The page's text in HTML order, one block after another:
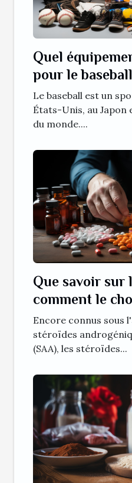
Quel
pour le
Le baseball est un
États-Unis, au Japon
du monde....
Que savoir sur
comment le
Encore connus sous
stéroïdes
(SAA), les stéroïdes...